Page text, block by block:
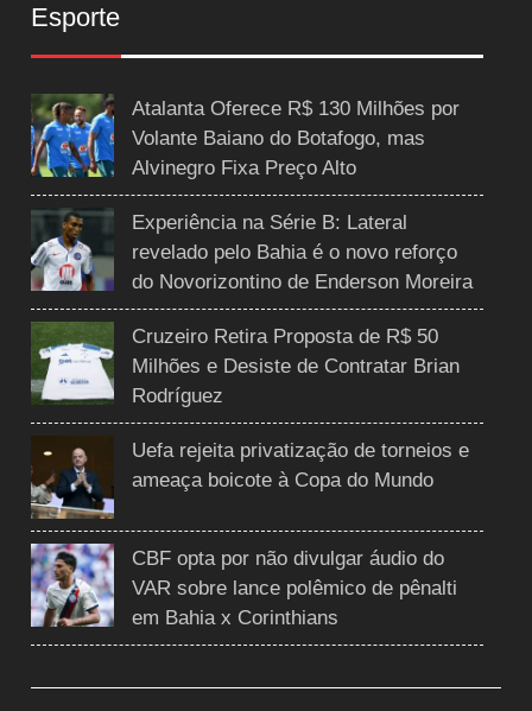
Esporte
Atalanta Oferece R$ 130 Milhões por
Volante Baiano do Botafogo, mas
Alvinegro Fixa Preço Alto
Experiência na Série B: Lateral
revelado pelo Bahia é o novo reforço
do Novorizontino de Enderson Moreira
Cruzeiro Retira Proposta de R$ 50
Milhões e Desiste de Contratar Brian
Rodríguez
Uefa rejeita privatização de torneios e
ameaça boicote à Copa do Mundo
CBF opta por não divulgar áudio do
VAR sobre lance polêmico de pênalti
em Bahia x Corinthians